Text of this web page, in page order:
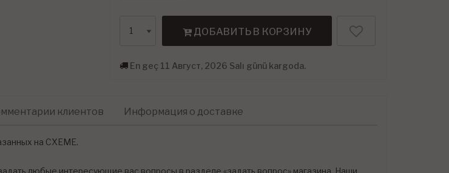
ДОБАВИТЬ В КОРЗИНУ
En geç 11 Август, 2026 Salı günü kargoda.
клиентов Информация о доставке
на СХЕМЕ.
любые интересующие вас вопросы в разделе «задать вопрос» магазина. Наши